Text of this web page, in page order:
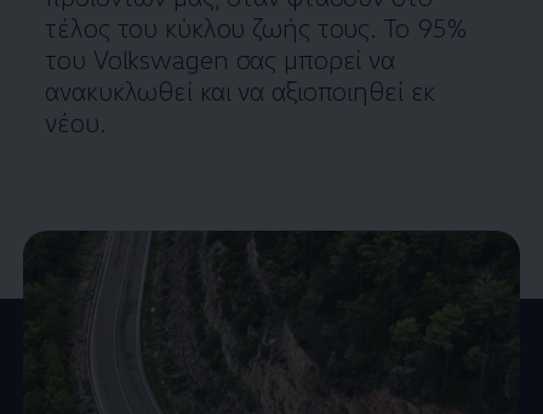
τέλος του κύκλου ζωής τους. Το 95%
του Volkswagen σας μπορεί να
ανακυκλωθεί και να αξιοποιηθεί εκ
νέου.